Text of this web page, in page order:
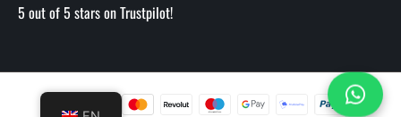
5 out of 5 stars on Trustpilot!